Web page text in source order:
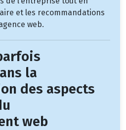
et les recommandations
web.
la
des aspects
web